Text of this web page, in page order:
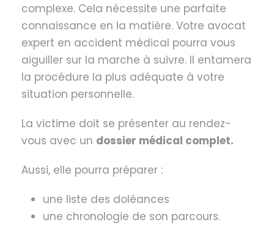
complexe. Cela nécessite une parfaite
connaissance en la matière. Votre avocat
expert en accident médical pourra vous
aiguiller sur la marche à suivre. Il entamera
la procédure la plus adéquate à votre
situation personnelle.
La victime doit se présenter au rendez-
vous avec un dossier médical complet.
Aussi, elle pourra préparer :
une liste des doléances
une chronologie de son parcours.